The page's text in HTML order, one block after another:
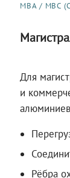
МВА / МВС
Для
и
Рёбра